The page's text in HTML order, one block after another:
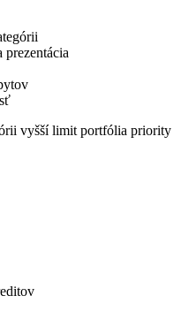
vyšší limit portfólia priority